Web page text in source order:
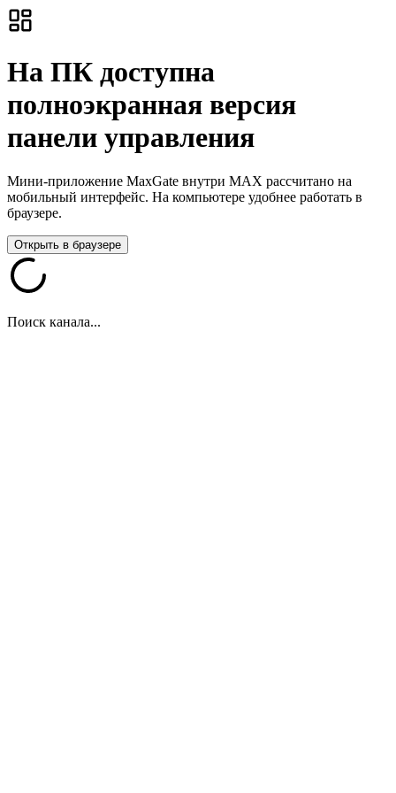
На ПК доступна
полноэкранная версия
панели управления
Мини-приложение MaxGate внутри MAX рассчитано на
мобильный интерфейс. На компьютере удобнее работать в
браузере.
Открыть в браузере
Поиск канала...